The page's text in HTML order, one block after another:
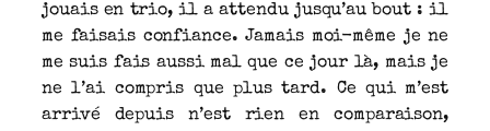
jouais en trio, il a attendu jusqu’au bout : il
me faisais confiance. Jamais moi-même je ne
me suis fais aussi mal que ce jour là, mais je
ne l’ai compris que plus tard. Ce qui m’est
arrivé depuis n’est rien en comparaison,